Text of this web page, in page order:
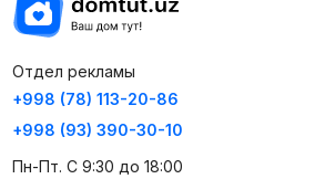
Отдел рекламы
+998 (78) 113-20-86
+998 (93) 390-30-10
Пн-Пт. С 9:30 до 18:00